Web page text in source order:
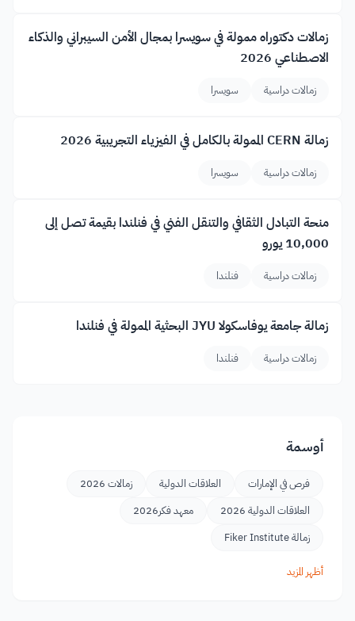
زمالات دكتوراه ممولة في سويسرا بمجال الأمن السيبراني والذكاء
الاصطناعي 2026
زمالات دراسية سويسرا
زمالة CERN الممولة بالكامل في الفيزياء التجريبية 2026
زمالات دراسية سويسرا
منحة التبادل الثقافي والتنقل الفني في فنلندا بقيمة تصل إلى
10,000 يورو
زمالات دراسية فنلندا
زمالة جامعة يوفاسكولا JYU البحثية الممولة في فنلندا
زمالات دراسية فنلندا
أوسمة
فرص في الإمارات العلاقات الدولية
زمالات 2026
العلاقات الدولية 2026
معهد فكر2026
زمالة Fiker Institute
أظهر المزيد